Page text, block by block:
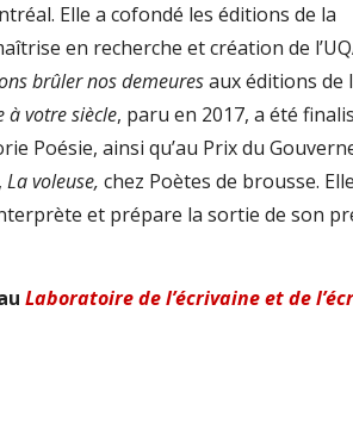
Elle a cofondé les éditions de la
en recherche et création de
brûler nos demeuresaux éditions de
à votre siècle, paru en 2017, a été
Poésie, ainsi qu’au Prix du
La voleuse, chez Poètes de brousse.
et prépare la sortie de son
Laboratoire de l’écrivaine et de